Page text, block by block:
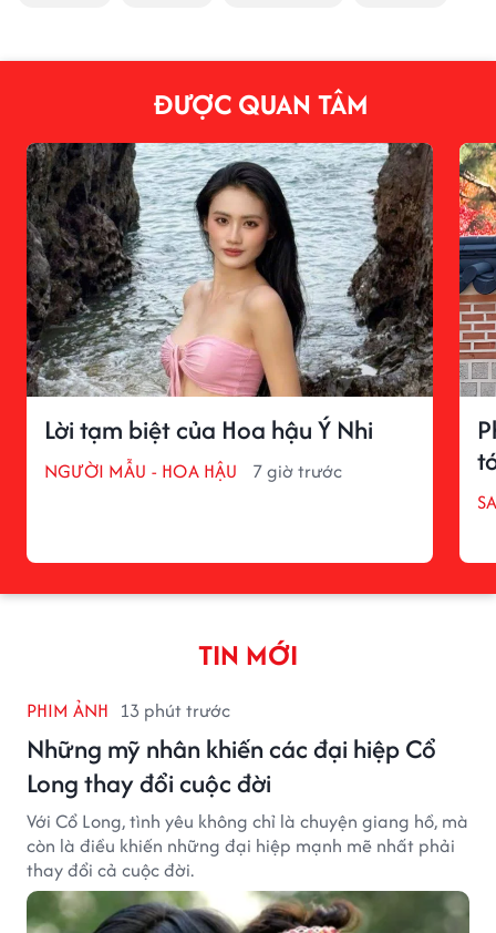
ĐƯỢC QUAN TÂM
Lời tạm biệt của Hoa hậu Ý Nhi
NGƯỜI MẪU - HOA HẬU 7 giờ trước
TIN MỚI
PHIM ẢNH 13 phút trước
Những mỹ nhân khiến các đại hiệp Cổ
Long thay đổi cuộc đời
Với Cổ Long, tình yêu không chỉ là chuyện giang hồ, mà
còn là điều khiến những đại hiệp mạnh mẽ nhất phải
thay đổi cả cuộc đời.